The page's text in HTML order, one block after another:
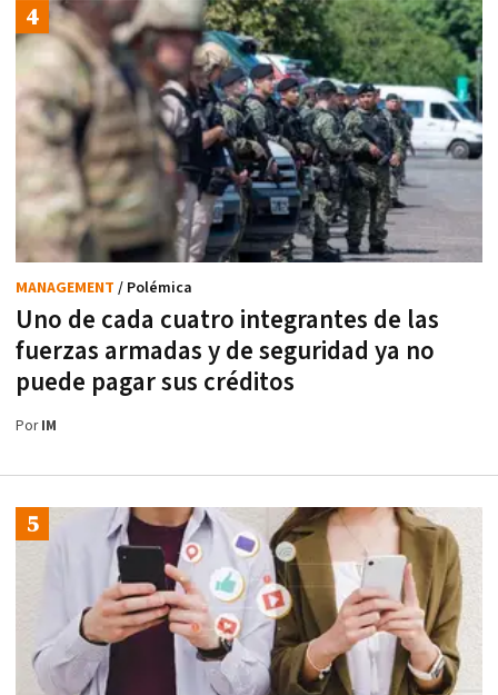
Uno de cada cuatro integrantes de las
fuerzas armadas y de seguridad ya no
puede pagar sus créditos
MANAGEMENT / Polémica
PorIM